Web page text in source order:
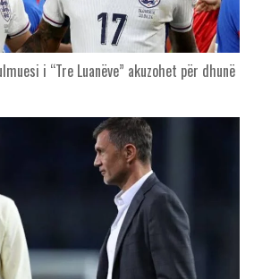
i “Tre Luanëve” akuzohet për dhunë